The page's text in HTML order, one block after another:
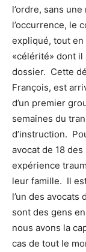
l’ordre, sans
l’occurrence, le
expliqué, tout
«célérité» dont il
dossier. Cette
François, est
d’un premier
semaines du
d’instruction.
avocat de 18
expérience
leur famille. Il
l’un des
sont des gens
nous avons la
cas de tout le